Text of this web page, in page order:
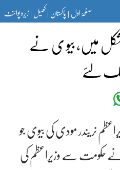
صفحۂ اول|پاکستان|کھیل|زیرو پوائنٹ
میں، بیو ی نے
لئے
نریندر مودی کی بیوی جو
حکومت سے وزیراعظم کی